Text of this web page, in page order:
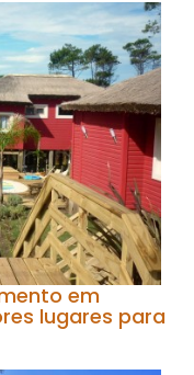
em
lugares para